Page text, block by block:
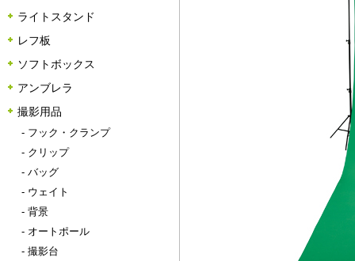
ライトスタンド
レフ板
ソフトボックス
アンブレラ
撮影用品
- フック・クランプ
- クリップ
- バッグ
- ウェイト
- 背景
- オートポール
- 撮影台